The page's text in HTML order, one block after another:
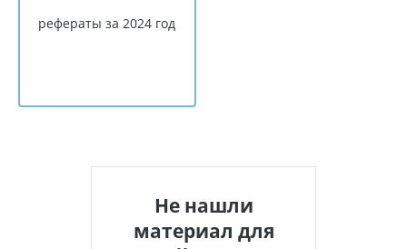
рефераты за 2024 год
Не нашли
материал для